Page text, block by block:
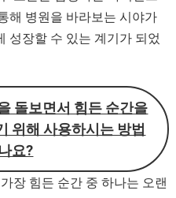
해 병원을 바라보는 시야가
성장할 수 있는 계기가 되었
돌보면서 힘든 순간을
위해 사용하시는 방법
요?
장 힘든 순간 중 하나는 오랜